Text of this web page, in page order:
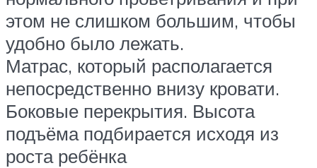
этом не слишком большим, чтобы
удобно было лежать.
Матрас, который располагается
непосредственно внизу кровати.
Боковые перекрытия. Высота
подъёма подбирается исходя из
роста ребёнка